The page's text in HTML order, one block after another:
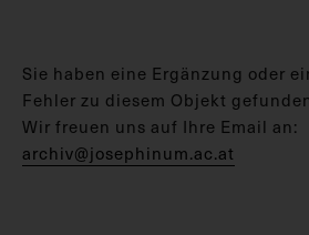
Sie haben eine Ergänzung oder
Fehler zu diesem Objekt
Wir freuen uns auf Ihre Email an:
archiv@josephinum.ac.at